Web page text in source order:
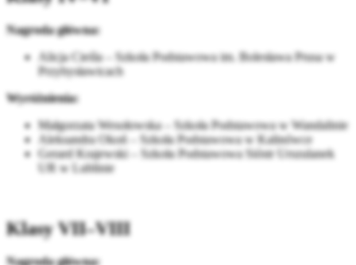
Nagroda główna:
Alicja Cieśla – Szkoła Podstawowa im. Bolesława Prusa w
Przybysławicach
Wyróżnienia:
Małgorzata Wesołowska – Szkoła Podstawowa w Wandalinie
Aleksandra Okoń – Szkoła Podstawowa w Kalinówce
Gerard Krajewski – Szkoła Podstawowa Sióstr Urszulanek
UR w Lublinie
Klasy VII–VIII
Nagroda główna: